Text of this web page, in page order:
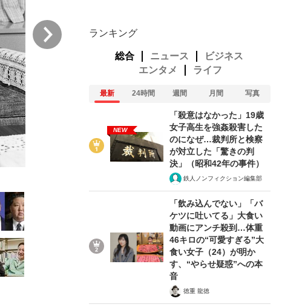
16/27
ランキング
総合 ニュース
ビジネス
エンタメ
ライフ
最新 24時間 週間 月間 写真
NEW
「殺意はなかった」19歳
女子高生を強姦殺害した
のになぜ…裁判所と検察
が対立した「驚きの判
決」（昭和42年の事件）
鉄人ノンフィクション編集部
「飲み込んでない」「バ
ケツに吐いてる」大食い
動画にアンチ殺到…体重
46キロの“可愛すぎる”大
食い女子（24）が明か
す、“やらせ疑惑”への本
音
徳重 龍徳